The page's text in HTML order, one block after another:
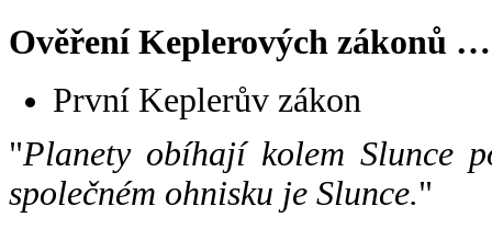
Ověření Keplerových zákonů …
První Keplerův zákon
"Planety obíhají kolem Slunce
společném ohnisku je Slunce."